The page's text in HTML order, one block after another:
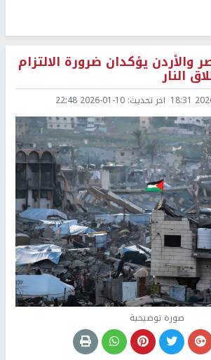
والأردن يؤكدان ضرورة الالتزام
النار
اخر تحديث: 2026-01-10 22:48
صورة توضيحية